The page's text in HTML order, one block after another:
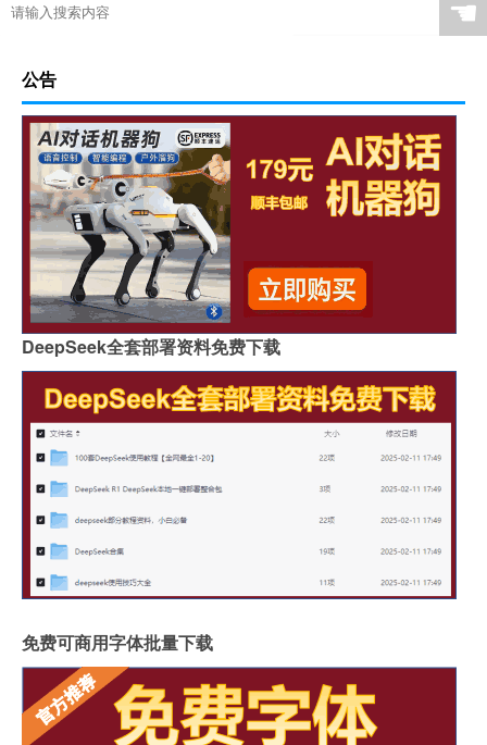
☚
公告
DeepSeek全套部署资料免费下载
免费可商用字体批量下载